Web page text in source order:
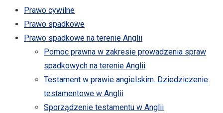
Prawo cywilne
Prawo spadkowe
Prawo spadkowe na terenie Anglii
Pomoc prawna w zakresie prowadzenia spraw
spadkowych na terenie Anglii
Testament w prawie angielskim. Dziedziczenie
testamentowe w Anglii
Sporządzenie testamentu w Anglii